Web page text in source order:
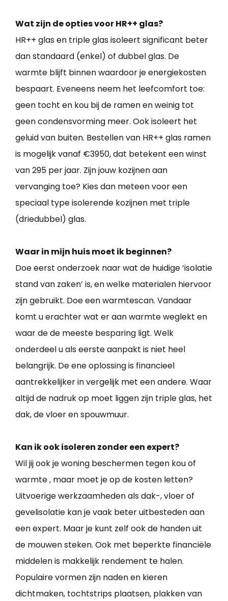
Wat zijn de opties voor HR++ glas?
HR++ glas en triple glas isoleert significant beter
dan standaard (enkel) of dubbel glas. De
warmte blijft binnen waardoor je energiekosten
bespaart. Eveneens neem het leefcomfort toe:
geen tocht en kou bij de ramen en weinig tot
geen condensvorming meer. Ook isoleert het
geluid van buiten. Bestellen van HR++ glas ramen
is mogelijk vanaf €3950, dat betekent een winst
van 295 per jaar. Zijn jouw kozijnen aan
vervanging toe? Kies dan meteen voor een
speciaal type isolerende kozijnen met triple
(driedubbel) glas.
Waar in mijn huis moet ik beginnen?
Doe eerst onderzoek naar wat de huidige ‘isolatie
stand van zaken’ is, en welke materialen hiervoor
zijn gebruikt. Doe een warmtescan. Vandaar
komt u erachter wat er aan warmte weglekt en
waar de de meeste besparing ligt. Welk
onderdeel u als eerste aanpakt is niet heel
belangrijk. De ene oplossing is financieel
aantrekkelijker in vergelijk met een andere. Waar
altijd de nadruk op moet liggen zijn triple glas, het
dak, de vloer en spouwmuur.
Kan ik ook isoleren zonder een expert?
Wil jij ook je woning beschermen tegen kou of
warmte , maar moet je op de kosten letten?
Uitvoerige werkzaamheden als dak-, vloer of
gevelisolatie kan je vaak beter uitbesteden aan
een expert. Maar je kunt zelf ook de handen uit
de mouwen steken. Ook met beperkte financiële
middelen is makkelijk rendement te halen.
Populaire vormen zijn naden en kieren
dichtmaken, tochtstrips plaatsen, plakken van